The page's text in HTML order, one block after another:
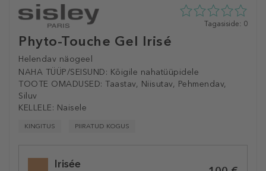
Phyto-Touche Gel Irisé
Helendav näogeel
NAHA TÜÜP/SEISUND: Kõigile nahatüüpidele
TOOTE OMADUSED: Taastav, Niisutav, Pehmendav,
Siluv
KELLELE: Naisele
KINGITUS PIIRATUD KOGUS
0
Tagasiside: 0
variationIrisée